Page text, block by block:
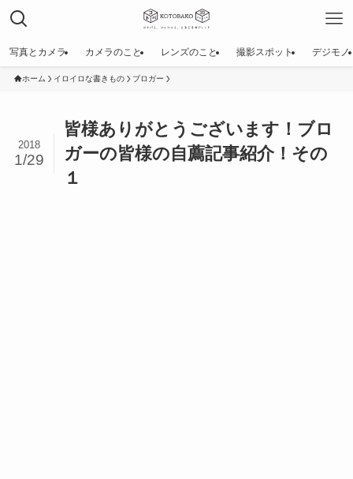
写真とカメラ カメラのこと レンズのこと 撮影スポット デジモノ
ホーム イロイロな書きもの ブロガー
皆様ありがとうございます！ブロ
ガーの皆様の自薦記事紹介！その
１
2018
1/29